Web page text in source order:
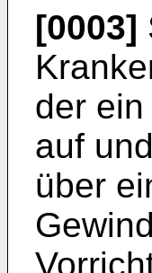
[0003]
der
auf
über